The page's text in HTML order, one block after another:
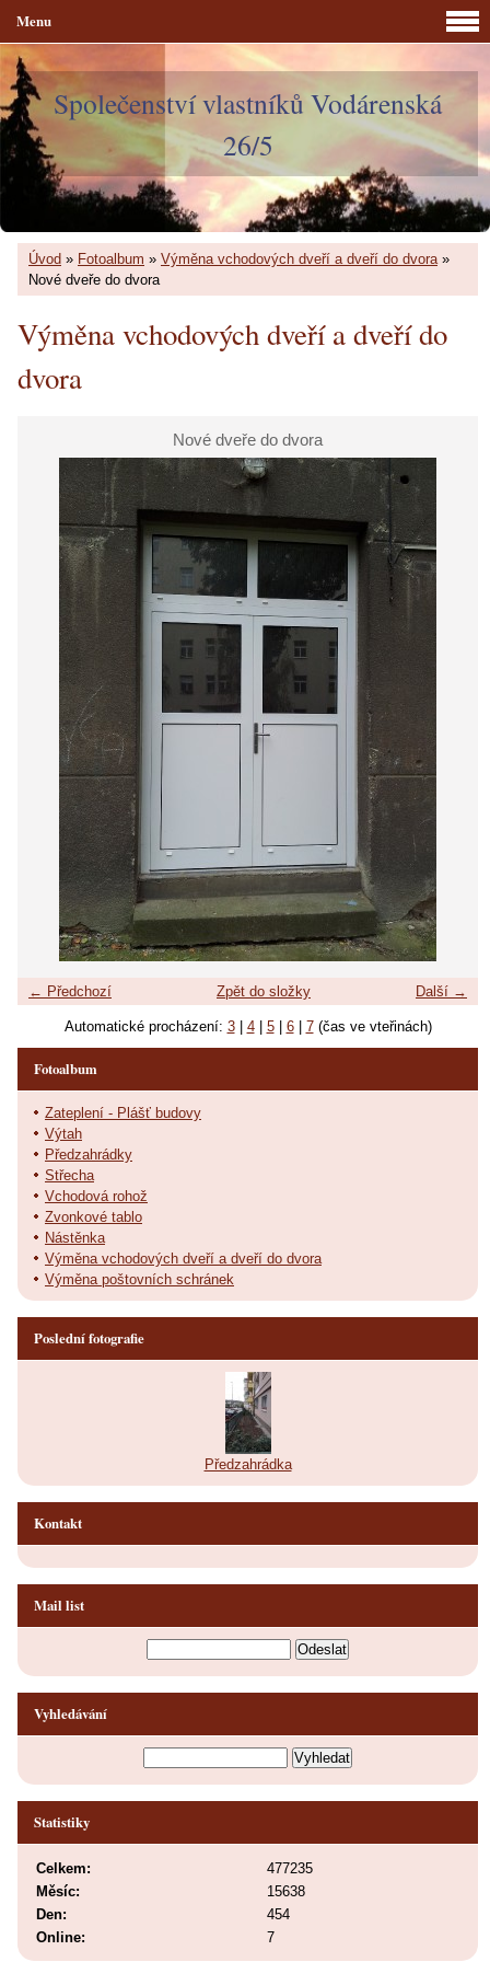
Společenství vlastníků Vodárenská
26/5
Úvod » Fotoalbum » Výměna vchodových dveří a dveří do dvora»
Nové dveře do dvora
Výměna vchodových dveří a dveří do
dvora
Nové dveře do dvora
← Předchozí Další →
Zpět do složky
Automatické procházení: 3| 4| 5| 6| 7(čas ve vteřinách)
Menu
Fotoalbum
Zateplení - Plášť budovy
Výtah
Předzahrádky
Střecha
Vchodová rohož
Zvonkové tablo
Nástěnka
Výměna vchodových dveří a dveří do dvora
Výměna poštovních schránek
Poslední fotografie
Předzahrádka
Kontakt
Mail list
Vyhledávání
Statistiky
Online: 7
Celkem:
477235
Měsíc:
15638
Den:
454